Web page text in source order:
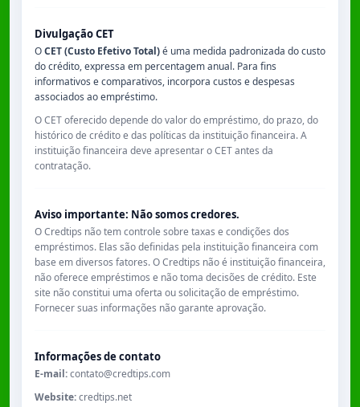
Divulgação CET
OCET (Custo Efetivo Total)é uma medida padronizada do custo
do crédito, expressa em percentagem anual. Para fins
informativos e comparativos, incorpora custos e despesas
associados ao empréstimo.
O CET oferecido depende do valor do empréstimo, do prazo, do
histórico de crédito e das políticas da instituição financeira. A
instituição financeira deve apresentar o CET antes da
contratação.
Aviso importante: Não somos credores.
O Credtips não tem controle sobre taxas e condições dos
empréstimos. Elas são definidas pela instituição financeira com
base em diversos fatores. O Credtips não é instituição financeira,
não oferece empréstimos e não toma decisões de crédito. Este
site não constitui uma oferta ou solicitação de empréstimo.
Fornecer suas informações não garante aprovação.
Informações de contato
E-mail:contato@credtips.com
Website:credtips.net